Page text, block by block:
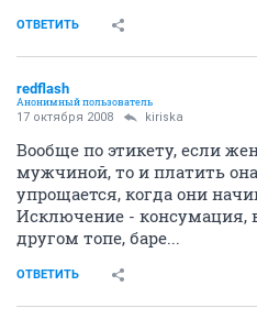
ОТВЕТИТЬ
redflash
Анонимный пользователь
17 октября 2008 kiriska
Вообще по этикету, если
мужчиной, то и платить
упрощается, когда они
Исключение - консумация,
другом топе, баре...
ОТВЕТИТЬ